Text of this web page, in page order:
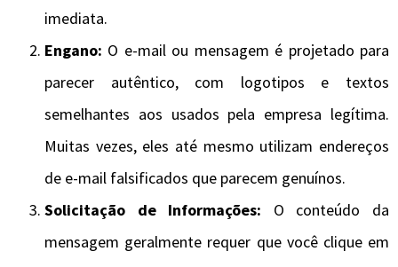
imediata.
Engano: O e-mail ou mensagem é projetado para
parecer autêntico, com logotipos e textos
semelhantes aos usados ​​pela empresa legítima.
Muitas vezes, eles até mesmo utilizam endereços
de e-mail falsificados que parecem genuínos.
Solicitação de Informações: O conteúdo da
mensagem geralmente requer que você clique em